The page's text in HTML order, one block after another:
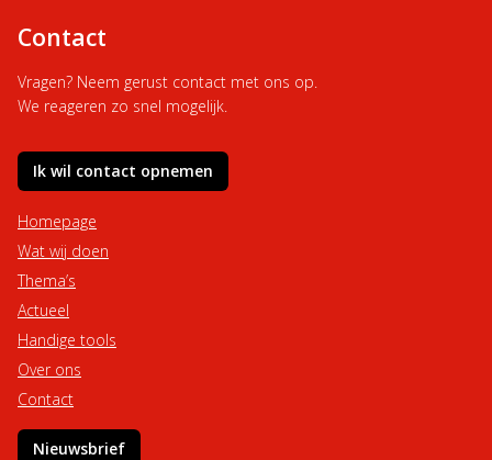
Contact
Vragen? Neem gerust contact met ons op.
We reageren zo snel mogelijk.
Ik wil contact opnemen
Homepage
Wat wij doen
Thema’s
Actueel
Handige tools
Over ons
Contact
Nieuwsbrief